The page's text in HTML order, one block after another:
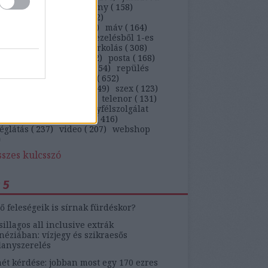
kaja ( kiskarácsony ( 158)
362)
) máv ( 164)
panaszkezelésből 1-es
panaszlevél parkolás ( 308)
212) posta ( 168)
154)
repülés
ruha (230 ( 652)
349) szex ( 123)
telenor ( 131 )
ügyfélszolgálat
( 416)
( 237) video ( 207) webshop
kulcsszó
5
feleségeik is sírnak fürdéskor?
all inclusive extrák
vízjegy és szikraesős
kérdése: jobban most egy 170 ezres